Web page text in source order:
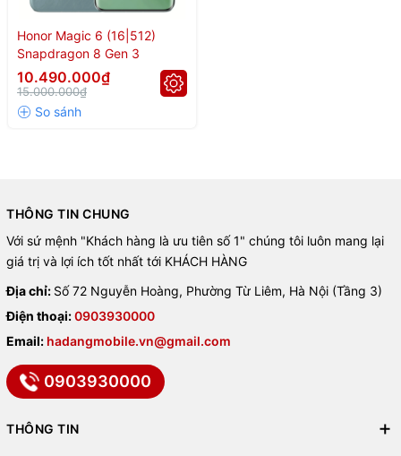
Honor Magic 6 (16|512)
Snapdragon 8 Gen 3
10.490.000₫
15.000.000₫
THÔNG TIN CHUNG
Với sứ mệnh "Khách hàng là ưu tiên số 1" chúng tôi luôn mang lại
giá trị và lợi ích tốt nhất tới KHÁCH HÀNG
Địa chỉ: Số 72 Nguyễn Hoàng, Phường Từ Liêm, Hà Nội (Tầng 3)
Điện thoại:0903930000
Email: hadangmobile.vn@gmail.com
0903930000
THÔNG TIN